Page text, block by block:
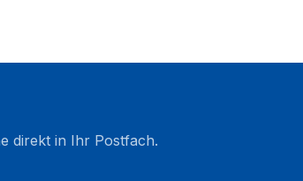
direkt in Ihr Postfach.